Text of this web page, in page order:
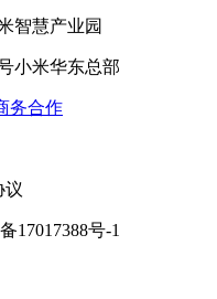
智慧产业园
小米华东总部
务合作
议
17017388号-1